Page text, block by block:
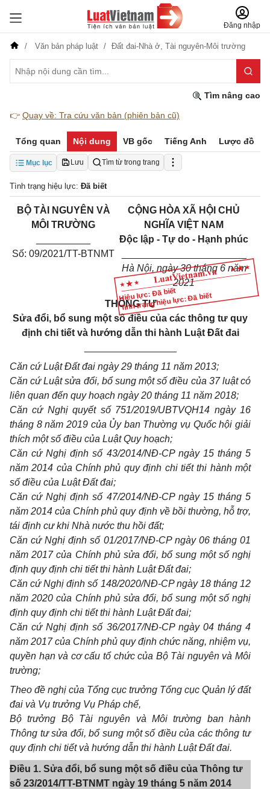
Đăng nhập
Văn bản pháp luật Đất đai-Nhà ở, Tài nguyên-Môi trường
Tìm nâng cao
👉 Quay về: Tra cứu văn bản (phiên bản cũ)
Tổng quan Nội dung VB gốc Tiếng Anh Lược đồ
Mục lục Lưu Tìm từ trong trang
Tình trạng hiệu lực: Đã biết
Hiệu lực: Đã biết
Tình trạng hiệu lực: Đã biết
BỘTÀI NGUYÊN VÀ
MÔI TRƯỜNG
Số: 09/2021/TT-BTNMT
CỘNG HÒA XÃ HỘI CHỦ
NGHĨA VIỆT NAM
Độc lập - Tự do - Hạnh phúc
Hà Nội, ngày 30 tháng 6 năm
2021
THÔNG TƯ
Sửa đổi, bổ sung một số điều của các thông tư quy
định chi tiết và hướng dẫn thi hành Luật Đất đai
Căn cứ Luật Đất đai ngày 29 tháng 11 năm 2013;
Căn cứ Luật sửa đổi, bổ sung một số điều của 37 luật có
liên quan đến quy hoạch ngày 20 tháng 11 năm 2018;
Căn cứ Nghị quyết số 751/2019/UBTVQH14 ngày 16
tháng 8 năm 2019 của Ủy ban Thường vụ Quốc hội giải
thích một số điều của Luật Quy hoạch;
Căn cứ Nghị định số 43/2014/NĐ-CP ngày 15 tháng 5
năm 2014 của Chính phủ quy định chi tiết thi hành một
số điều của Luật Đất đai;
Căn cứ Nghị định số 47/2014/NĐ-CP ngày 15 tháng 5
năm 2014 của Chính phủ quy định về bồi thường, hỗ trợ,
tái định cư khi Nhà nước thu hồi đất;
Căn cứ Nghị định số 01/2017/NĐ-CP ngày 06 tháng 01
năm 2017 của Chính phủ sửa đổi, bổ sung một số nghị
định quy định chi tiết thi hành Luật Đất đai;
Căn cứ Nghị định số 148/2020/NĐ-CP ngày 18 tháng 12
năm 2020 của Chính phủ sửa đổi, bổ sung một số nghị
định quy định chi tiết thi hành Luật Đất đai;
Căn cứ Nghị định số 36/2017/NĐ-CP ngày 04 tháng 4
năm 2017 của Chính phủ quy định chức năng, nhiệm vụ,
quyền hạn và cơ cấu tổ chức của Bộ Tài nguyên và Môi
trường;
Theo đề nghị của Tổng cục trưởng Tổng cục Quản lý đất
đai và Vụ trưởng Vụ Pháp chế,
Bộ trưởng Bộ Tài nguyên và Môi trường ban hành
Thông tư sửa đổi,bổsung một số điều của các thông tư
quy định chi tiết và hướng dẫn thi hành Luật Đất đai.
Điều 1. Sửa đổi, bổ sung một số điều của Thông tư
số 23/2014/TT-BTNMT ngày 19 tháng 5 năm 2014